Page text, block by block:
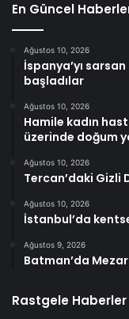
En Güncel
Ağustos 10, 2026
İspanya’yı
başladılar
Ağustos 10, 2026
Hamile kadın
üzerinde doğum
Ağustos 10, 2026
Tercan’daki Gizli
Ağustos 10, 2026
İstanbul’da
Ağustos 9, 2026
Batman’da
Rastgele Haberler